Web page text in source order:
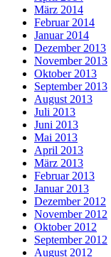
März 2014
Februar 2014
Januar 2014
Dezember 2013
November 2013
Oktober 2013
September 2013
August 2013
Juli 2013
Juni 2013
Mai 2013
April 2013
März 2013
Februar 2013
Januar 2013
Dezember 2012
November 2012
Oktober 2012
September 2012
August 2012